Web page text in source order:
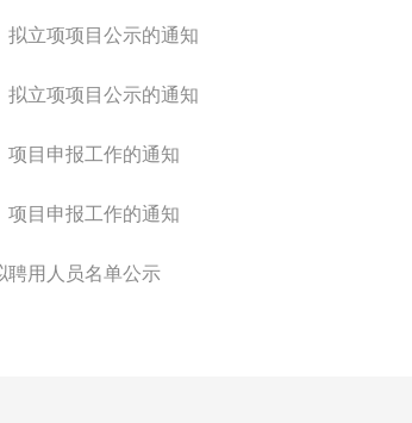
拟立项项目公示的通知
拟立项项目公示的通知
项目申报工作的通知
项目申报工作的通知
聘用人员名单公示